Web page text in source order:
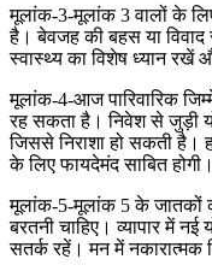
मूलांक-3-मूलांक 3 वालों के
है। बेवजह की बहस या विवाद
स्वास्थ्य का विशेष ध्यान रखें
मूलांक-4-आज पारिवारिक
रह सकता है। निवेश से जुड़ी
जिससे निराशा हो सकती है।
के लिए फायदेमंद साबित होगी।
मूलांक-5-मूलांक 5 के जातकों
बरतनी चाहिए। व्यापार में
सतर्क रहें। मन में नकारात्मक